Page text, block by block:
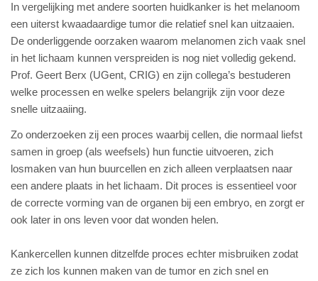
In vergelijking met andere soorten huidkanker is het melanoom
een uiterst kwaadaardige tumor die relatief snel kan uitzaaien.
De onderliggende oorzaken waarom melanomen zich vaak snel
in het lichaam kunnen verspreiden is nog niet volledig gekend.
Prof. Geert Berx (UGent, CRIG) en zijn collega’s bestuderen
welke processen en welke spelers belangrijk zijn voor deze
snelle uitzaaiing.
Zo onderzoeken zij een proces waarbij cellen, die normaal liefst
samen in groep (als weefsels) hun functie uitvoeren, zich
losmaken van hun buurcellen en zich alleen verplaatsen naar
een andere plaats in het lichaam. Dit proces is essentieel voor
de correcte vorming van de organen bij een embryo, en zorgt er
ook later in ons leven voor dat wonden helen.
Kankercellen kunnen ditzelfde proces echter misbruiken zodat
ze zich los kunnen maken van de tumor en zich snel en